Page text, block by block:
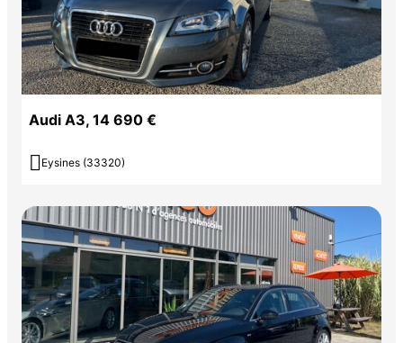
Audi A3, 14 690 €
 Eysines (33320)